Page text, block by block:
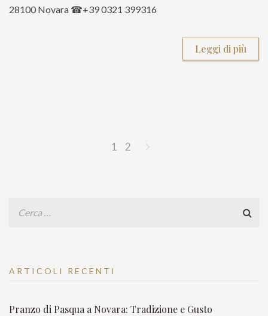
28100 Novara ☎+39 0321 399316
Leggi di più
1 2
ARTICOLI RECENTI
Pranzo di Pasqua a Novara: Tradizione e Gusto